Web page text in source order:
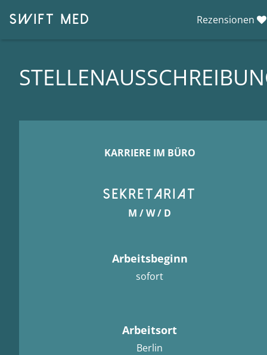
SWIFT MED Rezensionen 
KARRIERE IM BÜRO
Sekretariat
M / W / D
Arbeitsbeginn
sofort
Arbeitsort
Berlin